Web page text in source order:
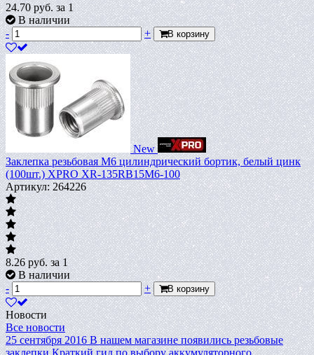
24.70руб.за 1
В наличии
-
+ В корзину
New
Заклепка резьбовая M6 цилиндрический бортик, белый цинк
(100шт.) XPRO XR-135RB15M6-100
Артикул: 264226
8.26руб.за 1
В наличии
-
+ В корзину
Новости
Все новости
25 сентября 2016 В нашем магазине появились резьбовые
заклепки Краткий гид по выбору аккумуляторного